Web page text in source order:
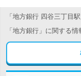
「地方銀行 四谷三丁目
「地方銀行」に関する情